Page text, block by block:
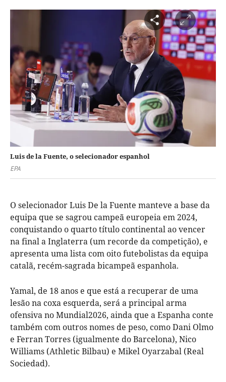
Luis de la Fuente, o selecionador espanhol
EPA
O selecionador Luis De la Fuente manteve a base da
equipa que se sagrou campeã europeia em 2024,
conquistando o quarto título continental ao vencer
na final a Inglaterra (um recorde da competição), e
apresenta uma lista com oito futebolistas da equipa
catalã, recém-sagrada bicampeã espanhola.
Yamal, de 18 anos e que está a recuperar de uma
lesão na coxa esquerda, será a principal arma
ofensiva no Mundial2026, ainda que a Espanha conte
também com outros nomes de peso, como Dani Olmo
e Ferran Torres (igualmente do Barcelona), Nico
Williams (Athletic Bilbau) e Mikel Oyarzabal (Real
Sociedad).